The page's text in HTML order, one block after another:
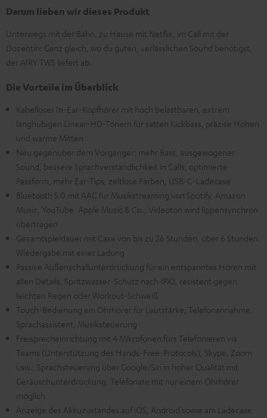
Darum lieben wir dieses Produkt
Unterwegs mit der Bahn, zu Hause mit Netflix, im Call mit der
Dozentin: Ganz gleich, wo du guten, verlässlichen Sound benötigst,
der AIRY TWS liefert ab.
Die Vorteile im Überblick
Kabelloser In-Ear-Kopfhörer mit hoch belastbaren, extrem
langhubigen Linear-HD-Tönern für satten Kickbass, präzise Höhen
und warme Mitten
Neu gegenüber dem Vorgänger: mehr Bass, ausgewogener
Sound, bessere Sprachverständlichkeit in Calls, optimierte
Passform, mehr Ear-Tips, zeitlose Farben, USB-C-Ladecase
Bluetooth 5.0 mit AAC für Musikstreaming von Spotify, Amazon
Music, YouTube, Apple Music & Co., Videoton wird lippensynchron
übertragen
Gesamtspieldauer mit Case von bis zu 26 Stunden, über 6 Stunden
Wiedergabe mit einer Ladung
Passive Außenschallunterdrückung für ein entspanntes Hören mit
allen Details, Spritzwasser-Schutz nach IPX3, resistent gegen
leichten Regen oder Workout-Schweiß
Touch-Bedienung am Ohrhörer für Lautstärke, Telefonannahme,
Sprachassistent, Musiksteuerung
Freisprecheinrichtung mit 4 Mikrofonen fürs Telefonieren via
Teams (Unterstützung des Hands-Free-Protocols), Skype, Zoom
usw., Sprachsteuerung über Google/Siri in hoher Qualität mit
Geräuschunterdrückung, Telefonate mit nur einem Ohrhörer
möglich
Anzeige des Akkuzustandes auf iOS, Android sowie am Ladecase,